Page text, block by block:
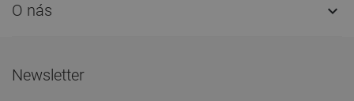
O nás 
Newsletter